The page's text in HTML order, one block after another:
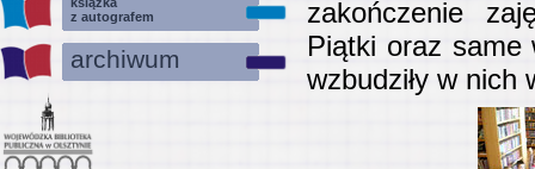
z autografem
archiwum
zakończenie
Piątki oraz same
wzbudziły w nich